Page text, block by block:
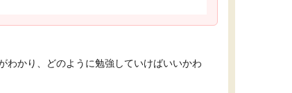
わかり、どのように勉強していけばいいかわ